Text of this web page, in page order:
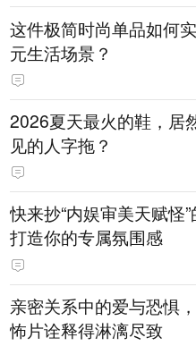
这件极简时尚单品如何
元生活场景？
2026夏天最火的鞋，居
见的人字拖？
快来抄“内娱审美天赋怪”
打造你的专属氛围感
亲密关系中的爱与恐惧
怖片诠释得淋漓尽致